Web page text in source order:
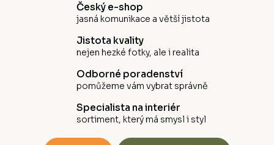
Český e-shop
jasná komunikace a větší jistota
Jistota kvality
nejen hezké fotky, ale i realita
Odborné poradenství
pomůžeme vám vybrat správně
Specialista na interiér
sortiment, který má smysl i styl